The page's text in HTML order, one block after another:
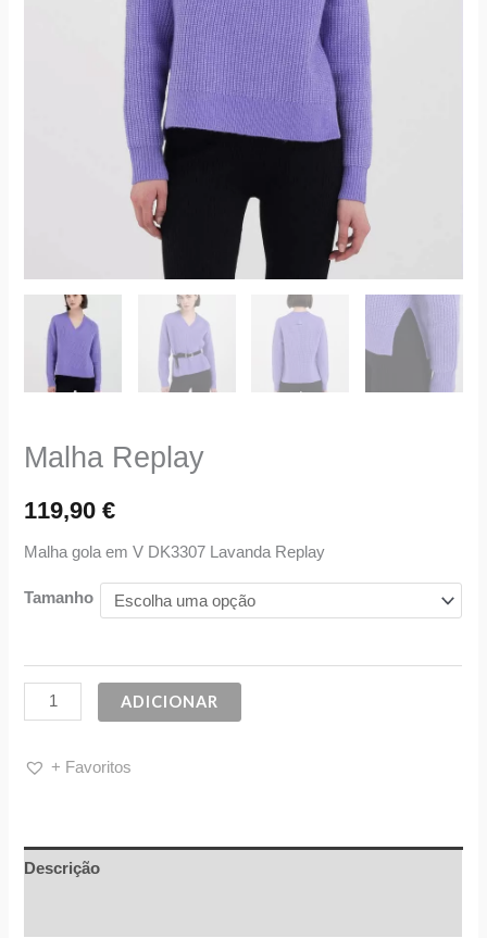
Malha Replay
119,90€
Malha gola em V DK3307 Lavanda Replay
Tamanho
ADICIONAR
+ Favoritos
Descrição